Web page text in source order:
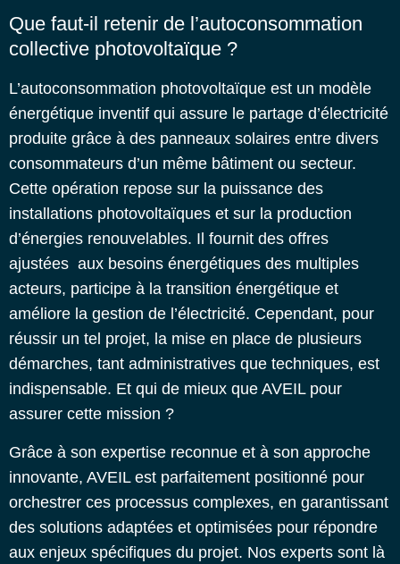
Que faut-il retenir de l’autoconsommation
collective photovoltaïque ?
L’autoconsommation photovoltaïque est un modèle
énergétique inventif qui assure le partage d’électricité
produite grâce à des panneaux solaires entre divers
consommateurs d’un même bâtiment ou secteur.
Cette opération repose sur la puissance des
installations photovoltaïques et sur la production
d’énergies renouvelables. Il fournit des offres
ajustées aux besoins énergétiques des multiples
acteurs, participe à la transition énergétique et
améliore la gestion de l’électricité. Cependant, pour
réussir un tel projet, la mise en place de plusieurs
démarches, tant administratives que techniques, est
indispensable. Et qui de mieux que AVEIL pour
assurer cette mission ?
Grâce à son expertise reconnue et à son approche
innovante, AVEIL est parfaitement positionné pour
orchestrer ces processus complexes, en garantissant
des solutions adaptées et optimisées pour répondre
aux enjeux spécifiques du projet. Nos experts sont là